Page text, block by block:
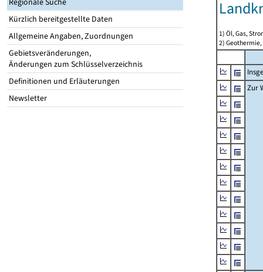
Kürzlich bereitgestellte Daten
Allgemeine Angaben, Zuordnungen
Gebietsveränderungen,
Änderungen zum Schlüsselverzeichnis
Definitionen und Erläuterungen
Newsletter
1) Öl, Gas,
2)
Zur